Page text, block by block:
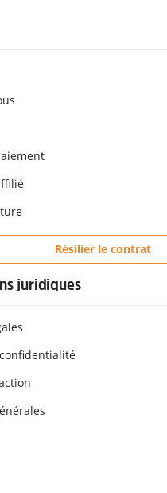
Résilier le contrat
juridiques